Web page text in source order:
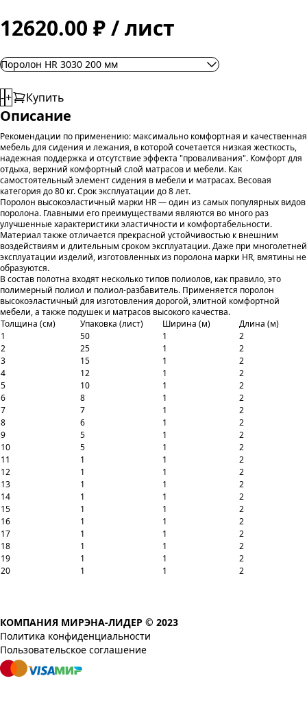
12620.00 ₽ / лист
Поролон HR 3030 200 мм
-+ Купить
Описание
Рекомендации по применению: максимально комфортная и качественная
мебель для сидения и лежания, в которой сочетается низкая жесткость,
надежная поддержка и отсутствие эффекта "проваливания". Комфорт для
отдыха, верхний комфортный слой матрасов и мебели. Как
самостоятельный элемент сидения в мебели и матрасах. Весовая
категория до 80 кг. Срок эксплуатации до 8 лет.
Поролон высокоэластичный марки HR — один из самых популярных видов
поролона. Главными его преимуществами являются во много раз
улучшенные характеристики эластичности и комфортабельности.
Материал также отличается прекрасной устойчивостью к внешним
воздействиям и длительным сроком эксплуатации. Даже при многолетней
эксплуатации изделий, изготовленных из поролона марки HR, вмятины не
образуются.
В состав полотна входят несколько типов полиолов, как правило, это
полимерный полиол и полиол-разбавитель. Применяется поролон
высокоэластичный для изготовления дорогой, элитной комфортной
мебели, а также подушек и матрасов высокого качества.
Толщина (см)
Упаковка (лист) Ширина (м)
Длина (м)
1
50 1
2
2
25 1
2
3
15 1
2
4
12 1
2
5
10 1
2
6
8 1
2
7
7 1
2
8
6 1
2
9
5 1
2
10
5 1
2
11
1 1
2
12
1 1
2
13
1 1
2
14
1 1
2
15
1 1
2
16
1 1
2
17
1 1
2
18
1 1
2
19
1 1
2
20
1 1 2
КОМПАНИЯ МИРЭНА-ЛИДЕР © 2023
Политика конфиденциальности
Пользовательское соглашение